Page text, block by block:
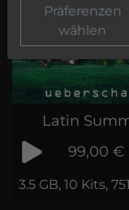
Latin
99,00 €
3.5 GB, 10 Kits,
Präferenzen
wählen